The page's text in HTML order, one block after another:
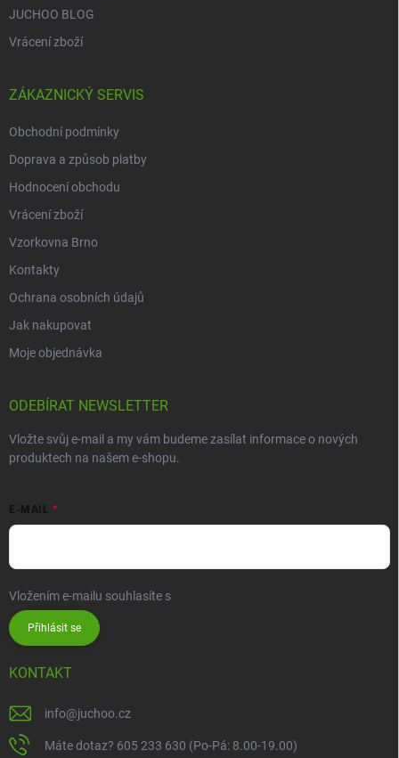
JUCHOO BLOG
Vrácení zboží
ZÁKAZNICKÝ SERVIS
Obchodní podmínky
Doprava a způsob platby
Hodnocení obchodu
Vrácení zboží
Vzorkovna Brno
Kontakty
Ochrana osobních údajů
Jak nakupovat
Moje objednávka
ODEBÍRAT NEWSLETTER
Vložte svůj e-mail a my vám budeme zasílat informace o nových
produktech na našem e-shopu.
E-MAIL
Vložením e-mailu souhlasíte s
Přihlásit se
KONTAKT
info@juchoo.cz
Máte dotaz? 605 233 630 (Po-Pá: 8.00-19.00)